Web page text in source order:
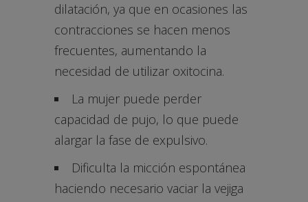
dilatación, ya que en ocasiones las
contracciones se hacen menos
frecuentes, aumentando la
necesidad de utilizar oxitocina.
La mujer puede perder
capacidad de pujo, lo que puede
alargar la fase de expulsivo.
Dificulta la micción espontánea
haciendo necesario vaciar la vejiga